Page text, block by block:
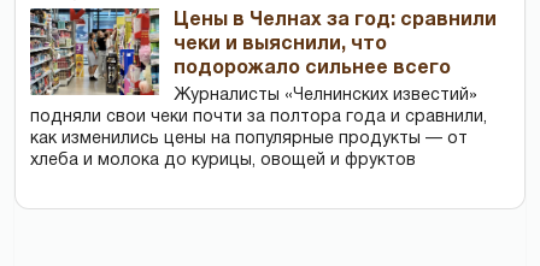
Цены в Челнах за год: сравнили
чеки и выяснили, что
подорожало сильнее всего
Журналисты «Челнинских известий»
подняли свои чеки почти за полтора года и сравнили,
как изменились цены на популярные продукты — от
хлеба и молока до курицы, овощей и фруктов